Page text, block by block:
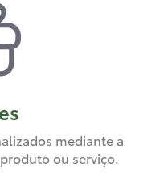
mediante a
ou serviço.